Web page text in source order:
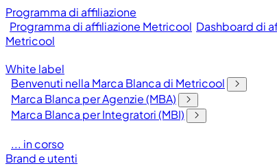
Programma di affiliazione
Programma di affiliazione Metricool Dashboard di
Metricool
White label
Benvenuti nella Marca Blanca di Metricool
Marca Blanca per Agenzie (MBA)
Marca Blanca per Integratori (MBI)
... in corso
Brand e utenti